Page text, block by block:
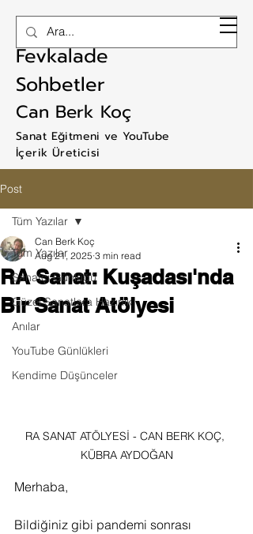
RAM ART
Fevkalade
Sohbetler
Can Berk Koç
Sanat Eğitmeni ve YouTube
İçerik Üreticisi
Post
Tüm Yazılar
Sanatçı Günlüğü
Güzel Sanatlara Hazırlık
Anılar
YouTube Günlükleri
Kendime Düşünceler
Tüm Yazılar
RA Sanat: Kuşadası'nda
Bir Sanat Atölyesi
Can Berk Koç
Aug 21, 2025 3 min read
RA SANAT ATÖLYESİ - CAN BERK KOÇ,
KÜBRA AYDOĞAN
Merhaba,
Bildiğiniz gibi pandemi sonrası